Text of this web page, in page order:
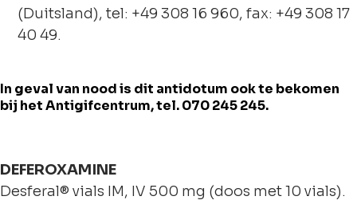
(Duitsland), tel: +49 308 16 960, fax: +49 308 17
40 49.
In geval van nood is dit antidotum ook te bekomen
bij het Antigifcentrum, tel. 070 245 245.
DEFEROXAMINE
Desferal® vials IM, IV 500 mg (doos met 10 vials).